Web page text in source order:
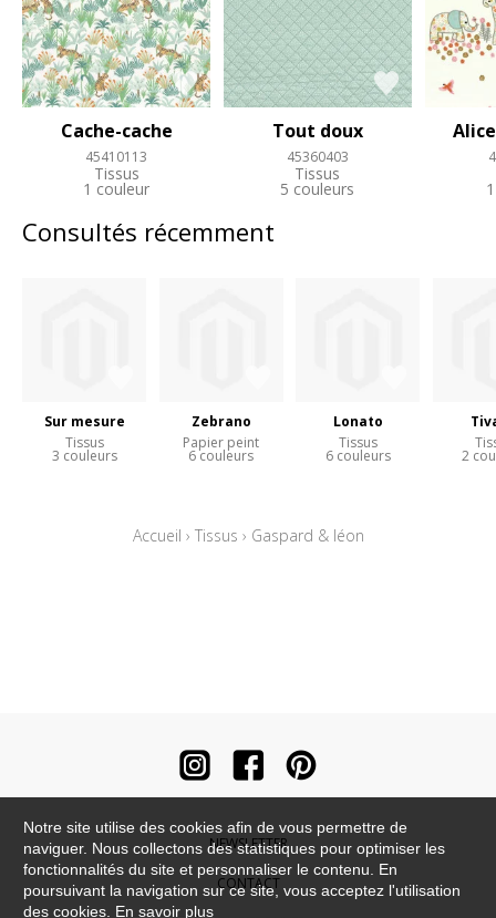
Cache-cache
45410113
Tissus
1 couleur
Tout doux
45360403
Tissus
5 couleurs
Consultés récemment
Sur mesure
Tissus
3 couleurs
Zebrano
Papier peint
6 couleurs
Lonato
Tissus
6 couleurs 2
Accueil › Tissus › Gaspard & léon
NEWSLETTER
CONTACT
Notre site utilise des cookies afin de vous permettre de
naviguer. Nous collectons des statistiques pour optimiser les
fonctionnalités du site et personnaliser le contenu. En
poursuivant la navigation sur ce site, vous acceptez l'utilisation
des cookies. En savoir plus